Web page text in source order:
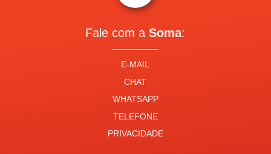
Fale com aSoma:
E-MAIL
CHAT
WHATSAPP
TELEFONE
PRIVACIDADE